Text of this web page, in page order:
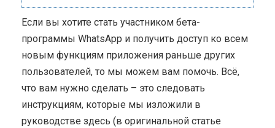
Если вы хотите стать участником бета-
программы WhatsApp и получить доступ ко всем
новым функциям приложения раньше других
пользователей, то мы можем вам помочь. Всё,
что вам нужно сделать – это следовать
инструкциям, которые мы изложили в
руководстве здесь (в оригинальной статье